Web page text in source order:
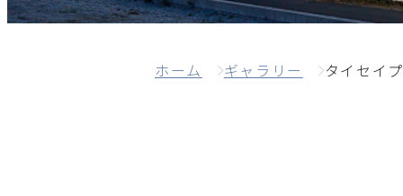
ホーム ギャラリー タイセイ